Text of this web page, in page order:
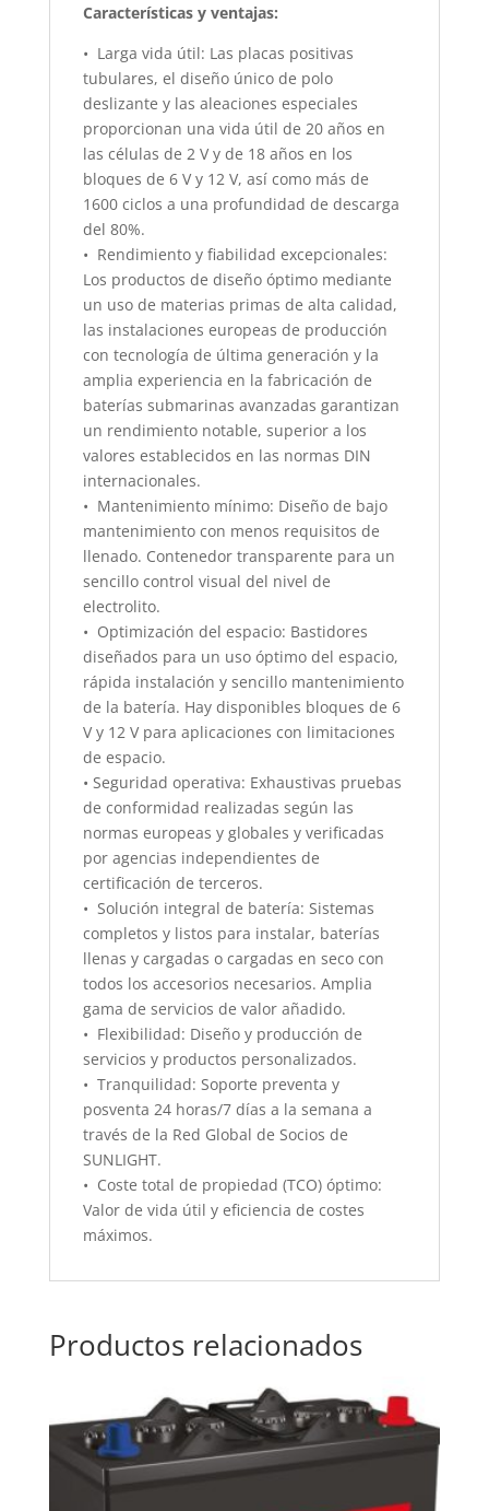
Características y ventajas:
• Larga vida útil: Las placas positivas
tubulares, el diseño único de polo
deslizante y las aleaciones especiales
proporcionan una vida útil de 20 años en
las células de 2 V y de 18 años en los
bloques de 6 V y 12 V, así como más de
1600 ciclos a una profundidad de descarga
del 80%.
• Rendimiento y fiabilidad excepcionales:
Los productos de diseño óptimo mediante
un uso de materias primas de alta calidad,
las instalaciones europeas de producción
con tecnología de última generación y la
amplia experiencia en la fabricación de
baterías submarinas avanzadas garantizan
un rendimiento notable, superior a los
valores establecidos en las normas DIN
internacionales.
• Mantenimiento mínimo: Diseño de bajo
mantenimiento con menos requisitos de
llenado. Contenedor transparente para un
sencillo control visual del nivel de
electrolito.
• Optimización del espacio: Bastidores
diseñados para un uso óptimo del espacio,
rápida instalación y sencillo mantenimiento
de la batería. Hay disponibles bloques de 6
V y 12 V para aplicaciones con limitaciones
de espacio.
• Seguridad operativa: Exhaustivas pruebas
de conformidad realizadas según las
normas europeas y globales y verificadas
por agencias independientes de
certificación de terceros.
• Solución integral de batería: Sistemas
completos y listos para instalar, baterías
llenas y cargadas o cargadas en seco con
todos los accesorios necesarios. Amplia
gama de servicios de valor añadido.
• Flexibilidad: Diseño y producción de
servicios y productos personalizados.
• Tranquilidad: Soporte preventa y
posventa 24 horas/7 días a la semana a
través de la Red Global de Socios de
SUNLIGHT.
• Coste total de propiedad (TCO) óptimo:
Valor de vida útil y eficiencia de costes
máximos.
Productos relacionados